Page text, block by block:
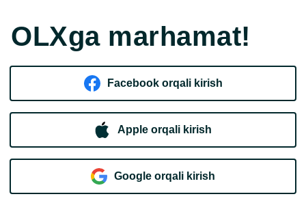
OLXga marhamat!
Facebook orqali kirish​
Apple orqali kirish
Goo​g​le orqali kirish